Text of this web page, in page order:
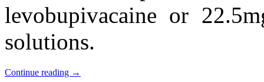
levobupivacaine or
solutions.
Continue reading →